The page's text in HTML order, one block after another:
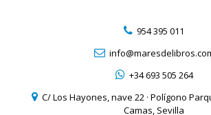
954 395 011
+34 693 505 264
C/ Los Hayones, nave 22 · Polígono
Camas, Sevilla